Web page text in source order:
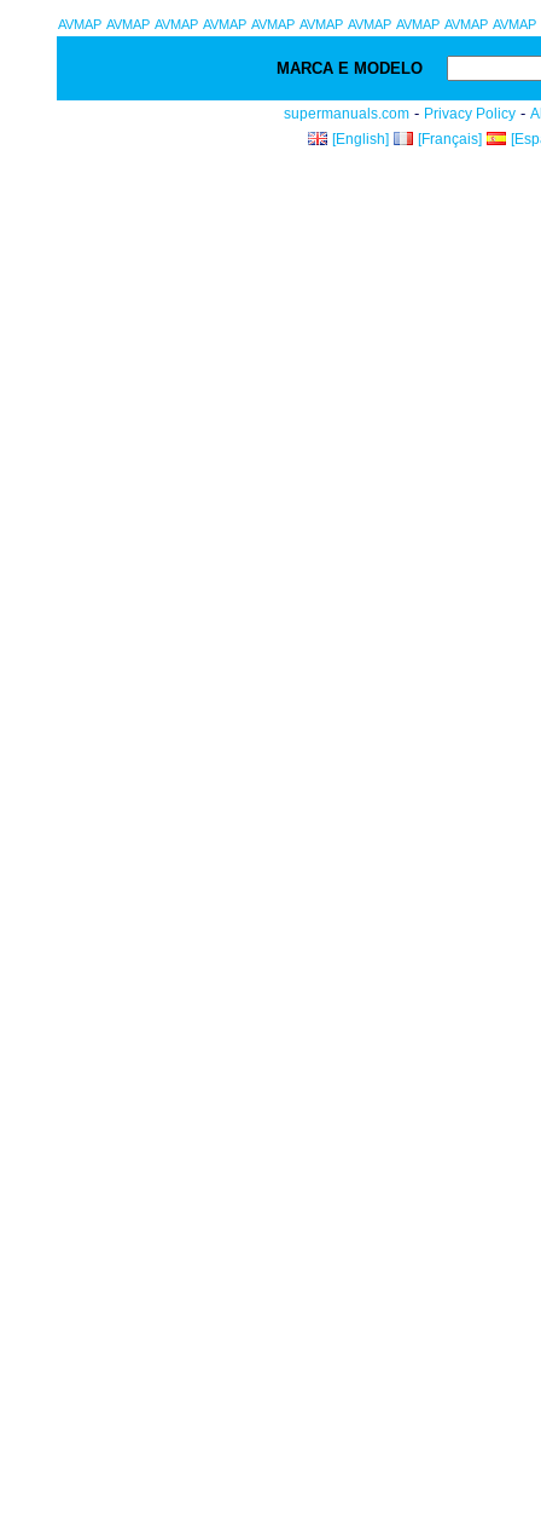
AVMAP AVMAP AVMAP AVMAP AVMAP AVMAP AVMAP AVMAP AVMAP AVMAP
MARCA E MODELO
supermanuals.com - Privacy Policy -
[English]
[Français]